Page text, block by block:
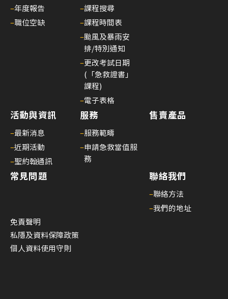
–年度報告
–職位空缺
–課程搜尋
–課程時間表
–颱風及暴雨安
排/特別通知
–更改考試日期
(「急救證書」
課程)
–電子表格
活動與資訊
–最新消息
–近期活動
–聖約翰通訊
服務
–服務範疇
–申請急救當值服
務
售賣產品
常見問題 聯絡我們
–聯絡方法
–我們的地址
免責聲明
私隱及資料保障政策
個人資料使用守則